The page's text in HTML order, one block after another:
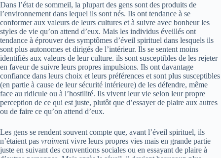
Dans l’état de sommeil, la plupart des gens sont des produits de
l’environnement dans lequel ils sont nés. Ils ont tendance à se
conformer aux valeurs de leurs cultures et à suivre avec bonheur les
styles de vie qu’on attend d’eux. Mais les individus éveillés ont
tendance à éprouver des symptômes d’éveil spirituel dans lesquels ils
sont plus autonomes et dirigés de l’intérieur. Ils se sentent moins
identifiés aux valeurs de leur culture. ils sont susceptibles de les rejeter
en faveur de suivre leurs propres impulsions. Ils ont davantage
confiance dans leurs choix et leurs préférences et sont plus susceptibles
(en partie à cause de leur sécurité intérieure) de les défendre, même
face au ridicule ou à l’hostilité. Ils vivent leur vie selon leur propre
perception de ce qui est juste, plutôt que d’essayer de plaire aux autres
ou de faire ce qu’on attend d’eux.
Les gens se rendent souvent compte que, avant l’éveil spirituel, ils
n’étaient pas vraimentvivre leurs propres vies mais en grande partie
juste en suivant des conventions sociales ou en essayant de plaire à